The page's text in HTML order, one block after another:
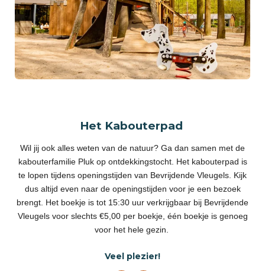
Het Kabouterpad
Wil jij ook alles weten van de natuur? Ga dan samen met de
kabouterfamilie Pluk op ontdekkingstocht. Het kabouterpad is
te lopen tijdens openingstijden van Bevrijdende Vleugels. Kijk
dus altijd even naar de openingstijden voor je een bezoek
brengt. Het boekje is tot 15:30 uur verkrijgbaar bij Bevrijdende
Vleugels voor slechts €5,00 per boekje, één boekje is genoeg
voor het hele gezin.
Veel plezier!